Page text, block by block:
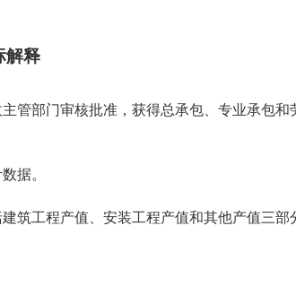
解释
管部门审核批准，获得总承包、专业承包和
据。
筑工程产值、安装工程产值和其他产值三部